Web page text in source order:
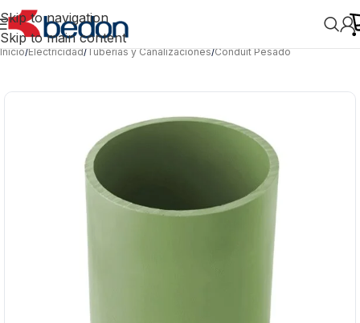
Skip to navigation
Skip to main content
Inicio/Electricidad/Tuberías y Canalizaciones/Conduit Pesado